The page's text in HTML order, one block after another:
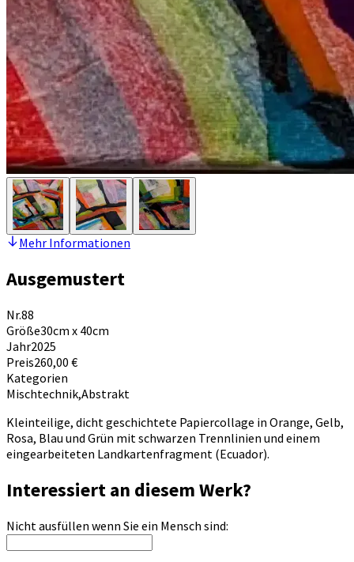
Mehr Informationen
Ausgemustert
Nr.88
Größe30cm x 40cm
Jahr2025
Preis260,00 €
Kategorien
Mischtechnik,Abstrakt
Kleinteilige, dicht geschichtete Papiercollage in Orange, Gelb,
Rosa, Blau und Grün mit schwarzen Trennlinien und einem
eingearbeiteten Landkartenfragment (Ecuador).
Interessiert an diesem Werk?
Nicht ausfüllen wenn Sie ein Mensch sind: